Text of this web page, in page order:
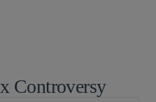
Controversy